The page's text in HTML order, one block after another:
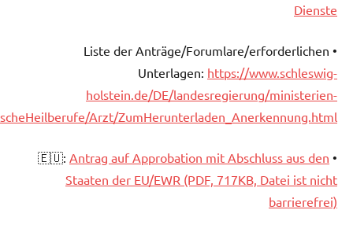
Dienste
• Liste der Anträge/Forumlare/erforderlichen
Unterlagen: https://www.schleswig-
holstein.de/DE/landesregierung/ministerien-
Arzt/ZumHerunterladen_Anerkennung.html
• 🇪🇺:
Antrag auf Approbation mit Abschluss aus den
Staaten der EU/EWR (PDF, 717KB, Datei ist nicht
barrierefrei)